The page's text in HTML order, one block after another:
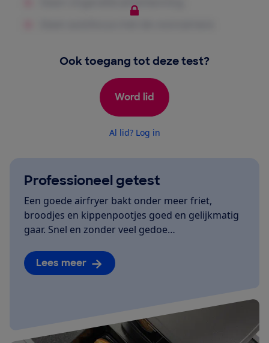
Ook toegang tot deze test?
Word lid
Al lid? Log in
Professioneel getest
Een goede airfryer bakt onder meer friet,
broodjes en kippenpootjes goed en gelijkmatig
gaar. Snel en zonder veel gedoe…
Lees meer